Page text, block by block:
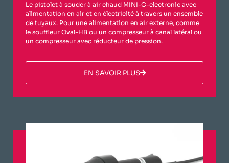
Le pistolet à souder à air chaud MINI-C-electronic avec
alimentation en air et en électricité à travers un ensemble
de tuyaux. Pour une alimentation en air externe, comme
le souffleur Oval-HB ou un compresseur à canal latéral ou
un compresseur avec réducteur de pression.
​EN SAVOIR PLUS​